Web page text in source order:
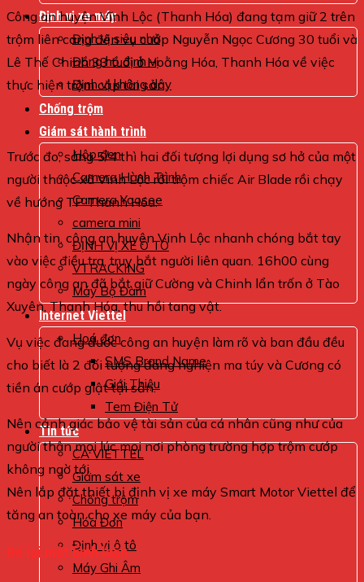
Định vị xe máy
Định vị siêu nhỏ
Đồng hồ định vị
Định vị không dây
Chống trộm
Giám sát hành trình
Hộp đen
Camera Hành Trình
Camera Yoosee
camera mini
ĐỊNH VỊ XE Ô TÔ
VTRACKING
Máy Bộ Đàm
Internet Viettel
Hoá đơn
SMS Brand Name
Giới Thiệu
Tem Điện Tử
Tin tức
CA VIETTEL
Giám sát xe
Chống trộm
Hóa Đơn
Định vị ô tô
Máy Ghi Âm
Công an huyện Vĩnh Lộc (Thanh Hóa) đang tạm giữ 2 trên
trộm liên cang đên vụ cướp Nguyễn Ngọc Cương 30 tuổi và
Lê Thế Chinh 33 tuổi ở Hoằng Hóa, Thanh Hóa về việc
thực hiện trộm cắp tài sản.
Trước đo, sáng 5/4 thì hai đối tượng lợi dụng sơ hở của một
người thuộc xã Vinh Lộc rồi trộm chiếc Air Blade rồi chạy
về hướng TP Thanh Hóa.
Nhận tin, công an huyện Vinh Lộc nhanh chóng bắt tay
vào việc điều tra, truy bắt người liên quan. 16h00 cùng
ngày công an đã bắt giữ Cường và Chinh lẩn trốn ở Tào
Xuyên, Thanh Hóa, thu hồi tang vật.
Vụ việc đang đươc công an huyện làm rõ và ban đầu đều
cho biết là 2 đối tượng đang nghiện ma túy và Cương có
tiền án cướp giật tại sản.
Nên cảnh giác bảo vệ tài sản của cá nhân cũng như của
người thân mọi lúc mọi nơi phòng trường hợp trộm cướp
không ngờ tới.
Nên lắp đặt thiết bị định vị xe máy Smart Motor Viettel để
tăng an toàn cho xe máy của bạn.
Để lại một bình luận